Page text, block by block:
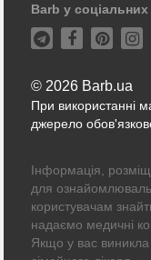
Barb у
© 2026 Barb.ua
При використанні
джерело
Інформація,
для
користувачам
надаємо медичні
Якщо у вас виникла